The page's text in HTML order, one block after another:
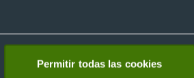
Permitir todas las cookies
Desde 0,43 €